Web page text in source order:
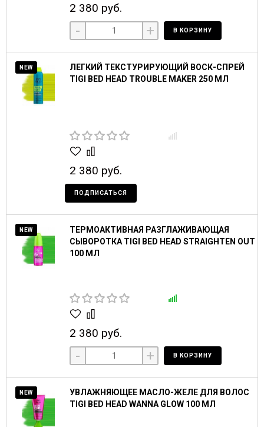
2 380 руб.
- + В КОРЗИНУ
NEW
ЛЕГКИЙ ТЕКСТУРИРУЮЩИЙ ВОСК-СПРЕЙ
TIGI BED HEAD TROUBLE MAKER 250 МЛ
2 380 руб.
ПОДПИСАТЬСЯ
NEW
ТЕРМОАКТИВНАЯ РАЗГЛАЖИВАЮЩАЯ
СЫВОРОТКА TIGI BED HEAD STRAIGHTEN OUT
100 МЛ
2 380 руб.
- + В КОРЗИНУ
NEW
УВЛАЖНЯЮЩЕЕ МАСЛО-ЖЕЛЕ ДЛЯ ВОЛОС
TIGI BED HEAD WANNA GLOW 100 МЛ